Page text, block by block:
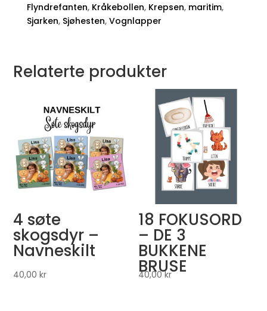
Flyndrefanten, Kråkebollen, Krepsen, maritim,
Sjarken, Sjøhesten, Vognlapper
Relaterte produkter
4 søte
skogsdyr –
Navneskilt
40,00kr
18 FOKUSORD
– DE 3
BUKKENE
BRUSE
40,00kr